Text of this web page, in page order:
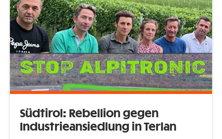
Südtirol: Rebellion gegen
Industrie­ansiedlung in Terlan